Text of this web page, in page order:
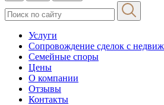
Услуги
Сопровождение сделок с
Семейные споры
Цены
О компании
Отзывы
Контакты